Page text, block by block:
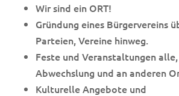
Wir sind ein ORT!
Gründung eines Bürgervereins
Parteien, Vereine hinweg.
Feste und Veranstaltungen
Abwechslung und an anderen
Kulturelle Angebote und